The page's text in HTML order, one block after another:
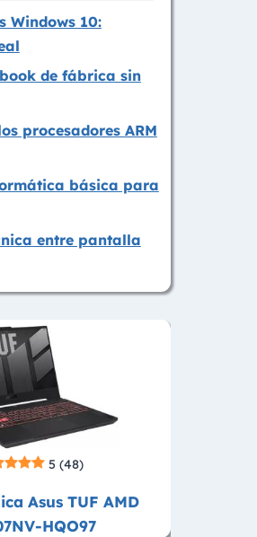
Windows 10:
de fábrica sin
procesadores ARM
básica para
entre pantalla
5 (48)
Asus TUF AMD
HQO97